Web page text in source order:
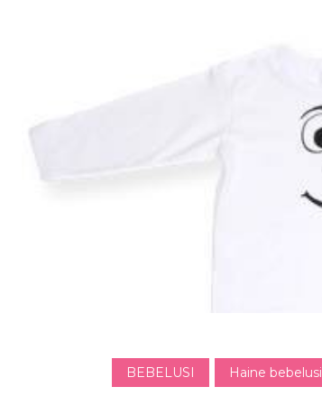
BEBELUSI Haine bebelusi